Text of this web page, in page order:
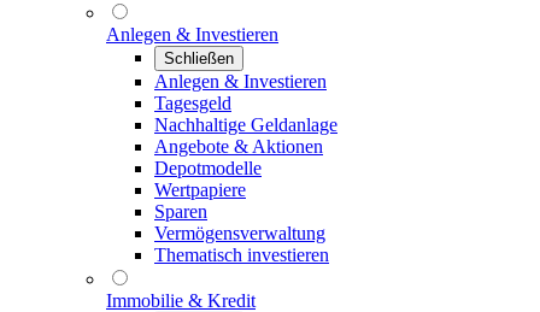
Anlegen & Investieren
Schließen
Anlegen & Investieren
Tagesgeld
Nachhaltige Geldanlage
Angebote & Aktionen
Depotmodelle
Wertpapiere
Sparen
Vermögensverwaltung
Thematisch investieren
Immobilie & Kredit